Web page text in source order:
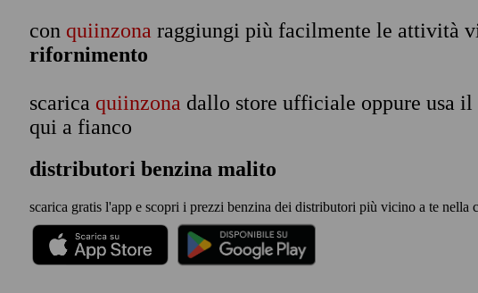
con quiinzona raggiungi più facilmente le attività
rifornimento
scarica quiinzona dallo store ufficiale oppure usa il
qui a fianco
distributori benzina malito
scarica gratis l'app e scopri i prezzi benzina dei distributori più vicino a te nella